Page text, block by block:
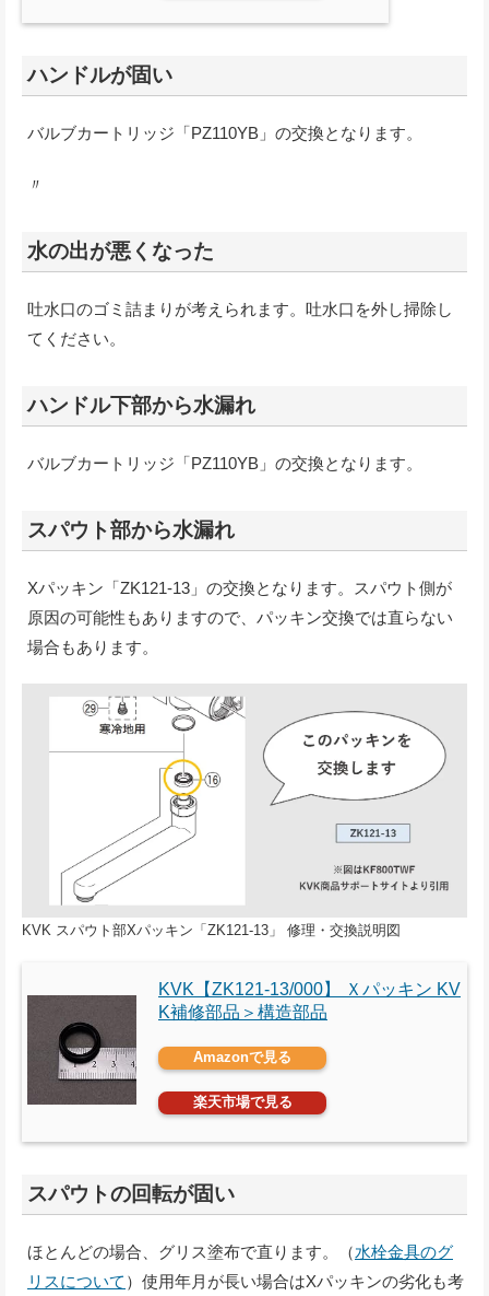
ハンドルが固い
バルブカートリッジ「PZ110YB」の交換となります。
〃
水の出が悪くなった
吐水口のゴミ詰まりが考えられます。吐水口を外し掃除し
てください。
ハンドル下部から水漏れ
バルブカートリッジ「PZ110YB」の交換となります。
スパウト部から水漏れ
Xパッキン「ZK121-13」の交換となります。スパウト側が
原因の可能性もありますので、パッキン交換では直らない
場合もあります。
KVK スパウト部Xパッキン「ZK121-13」 修理・交換説明図
KVK【ZK121-13/000】 Ｘパッキン KV
K補修部品＞構造部品
Amazonで見る
楽天市場で見る
スパウトの回転が固い
ほとんどの場合、グリス塗布で直ります。（水栓金具のグ
リスについて ）使用年月が長い場合はXパッキンの劣化も考